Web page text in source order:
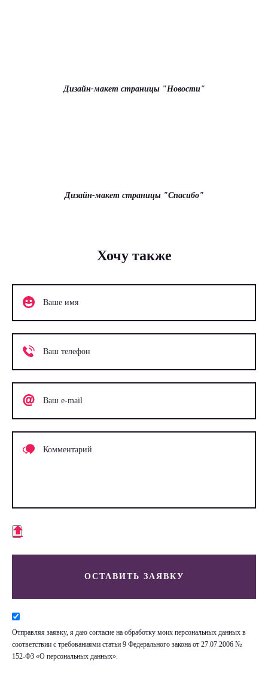
Дизайн-макет страницы "Новости"
Дизайн-макет страницы "Спасибо"
Хочу также
ОСТАВИТЬ ЗАЯВКУ
Отправляя заявку, я даю согласие на обработку моих персональных данных в
соответствии с требованиями статьи 9 Федерального закона от 27.07.2006 №
152-ФЗ «О персональных данных».